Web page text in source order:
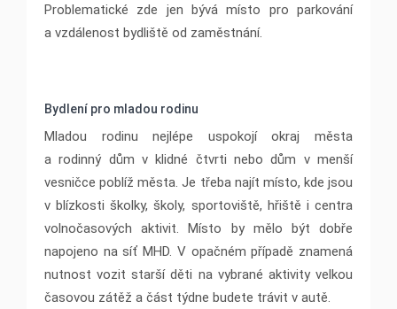
Problematické zde jen bývá místo pro parkování
a vzdálenost bydliště od zaměstnání.
Bydlení pro mladou rodinu
Mladou rodinu nejlépe uspokojí okraj města
a rodinný dům v klidné čtvrti nebo dům v menší
vesničce poblíž města. Je třeba najít místo, kde jsou
v blízkosti školky, školy, sportoviště, hřiště i centra
volnočasových aktivit. Místo by mělo být dobře
napojeno na síť MHD. V opačném případě znamená
nutnost vozit starší děti na vybrané aktivity velkou
časovou zátěž a část týdne budete trávit v autě.